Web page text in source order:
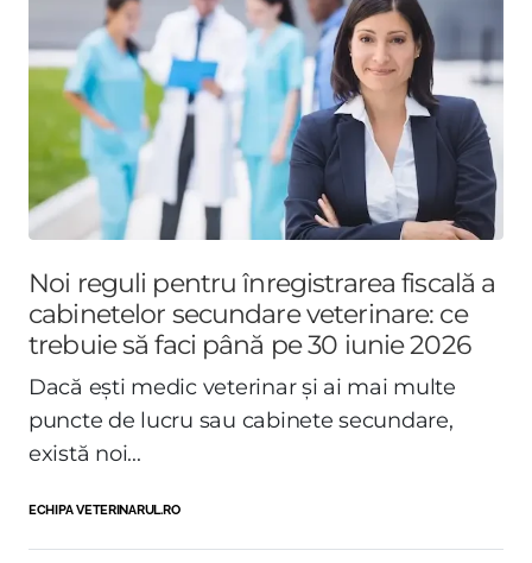
Noi reguli pentru înregistrarea fiscală a
cabinetelor secundare veterinare: ce
trebuie să faci până pe 30 iunie 2026
Dacă ești medic veterinar și ai mai multe
puncte de lucru sau cabinete secundare,
există noi...
ECHIPA VETERINARUL.RO